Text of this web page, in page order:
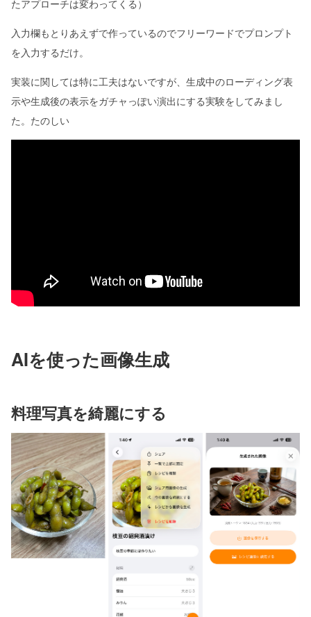
たアプローチは変わってくる）
入力欄もとりあえずで作っているのでフリーワードでプロンプト
を入力するだけ。
実装に関しては特に工夫はないですが、生成中のローディング表
示や生成後の表示をガチャっぽい演出にする実験をしてみまし
た。たのしい
AIを使った画像生成
料理写真を綺麗にする